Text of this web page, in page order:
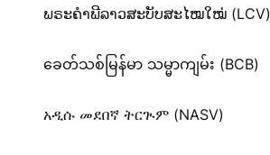
ພຣະຄຳພີລາວສະບັບສະໄໝໃໝ່ (LCV)
ခေတ်သစ်​မြန်မာ သမ္မာကျမ်း (BCB)
አዲሱ መደበኛ ትርጒም (NASV)